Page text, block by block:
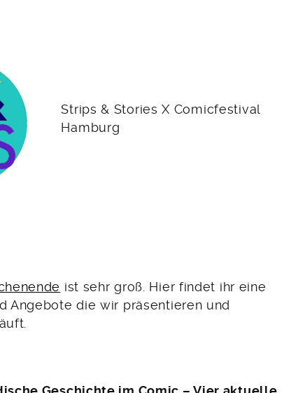
Strips & Stories X Comicfestival
Hamburg
ist sehr groß. Hier findet ihr eine
Angebote die wir präsentieren und